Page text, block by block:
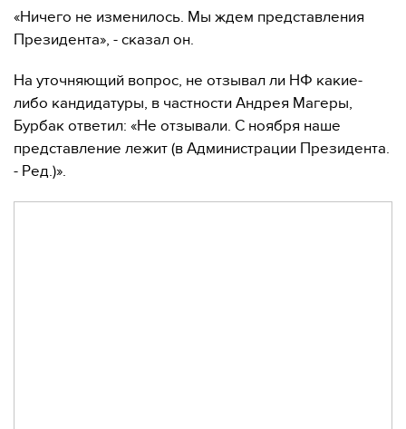
«Ничего не изменилось. Мы ждем представления
Президента», - сказал он.
На уточняющий вопрос, не отзывал ли НФ какие-
либо кандидатуры, в частности Андрея Магеры,
Бурбак ответил: «Не отзывали. С ноября наше
представление лежит (в Администрации Президента.
- Ред.)».